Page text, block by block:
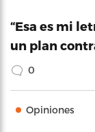
“Esa es mi
un plan
0
Opiniones